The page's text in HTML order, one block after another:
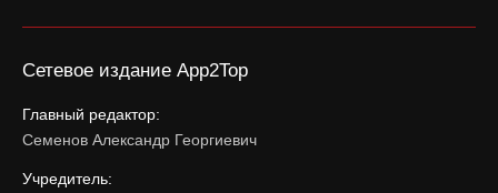
Сетевое издание App2Top
Главный редактор:
Семенов Александр Георгиевич
Учредитель: